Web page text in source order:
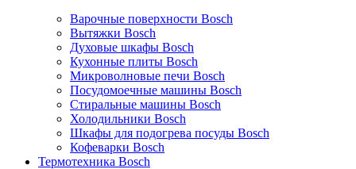
Варочные поверхности Bosch
Вытяжки Bosch
Духовые шкафы Bosch
Кухонные плиты Bosch
Микроволновые печи Bosch
Посудомоечные машины Bosch
Стиральные машины Bosch
Холодильники Bosch
Шкафы для подогрева посуды Bosch
Кофеварки Bosch
Термотехника Bosch